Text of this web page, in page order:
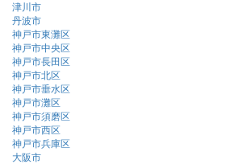
津川市
丹波市
神戸市東灘区
神戸市中央区
神戸市長田区
神戸市北区
神戸市垂水区
神戸市灘区
神戸市須磨区
神戸市西区
神戸市兵庫区
大阪市